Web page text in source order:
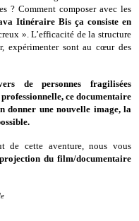
? Comment composer avec les
Itinéraire Bis ça consiste en
». L’efficacité de la structure
expérimenter sont au cœur des
de personnes fragilisées
ce documentaire
donner une nouvelle image, la
de cette aventure, nous vous
du film/documentaire